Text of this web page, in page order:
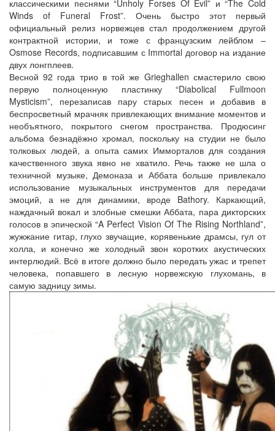
классическими песнями “Unholy Forses Of Evil” и “The Cold
Winds of Funeral Frost”. Очень быстро этот первый
официальный релиз норвежцев стал продолжением другой
контрактной истории, и тоже с французским лейблом –
Osmose Records, подписавшим с Immortal договор на издание
двух лонгплеев.
Весной 92 года трио в той же Grieghallen смастерило свою
первую полноценную пластинку “Diabolical Fullmoon
Mysticism”, перезаписав пару старых песен и добавив в
беспросветный мрачняк привлекающих внимание моментов и
необъятного, покрытого снегом пространства. Продюсинг
альбома безнадёжно хромал, поскольку на студии не было
толковых людей, а опыта самих Имморталов для создания
качественного звука явно не хватило. Речь также не шла о
техничной музыке, Демоназа и Аббата больше привлекало
использование музыкальных инструментов для передачи
эмоций, а не для динамики, вроде Bathory. Каркающий,
наждачный вокал и злобные смешки Аббата, пара дикторских
голосов в эпической “A Perfect Vision Of The Rising Northland”,
жужжание гитар, глухо звучащие, корявенькие драмсы, гул от
холла, и конечно же холодный звон коротких акустических
интерлюдий. Всё в итоге должно было передать ужас и трепет
человека, попавшего в лесную норвежскую глухомань, в
самую задницу зимы.